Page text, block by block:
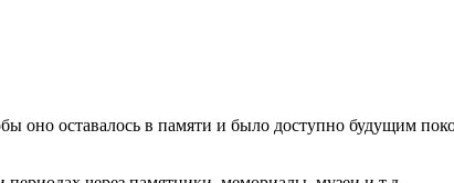
оно оставалось в памяти и было доступно будущим